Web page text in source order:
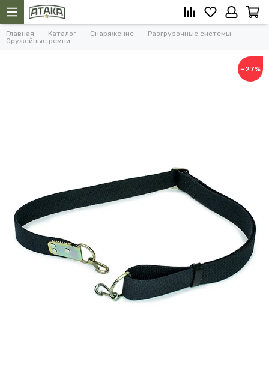
Главная Каталог Снаряжение
Разгрузочные системы
Оружейные ремни
−27%